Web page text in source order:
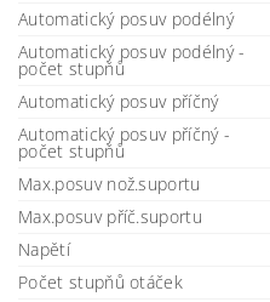
Automatický posuv podélný
Automatický posuv podélný -
počet stupňů
Automatický posuv příčný
Automatický posuv příčný -
počet stupňů
Max.posuv nož.suportu
Max.posuv příč.suportu
Napětí
Počet stupňů otáček